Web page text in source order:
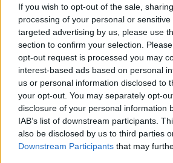
If you wish to opt-out of the sale,
processing of your personal or
targeted advertising by us, please use
section to confirm your selection.
opt-out request is processed you may
interest-based ads based on personal
us or personal information disclosed to
your opt-out. You may separately opt-
disclosure of your personal information
IAB’s list of downstream participants.
also be disclosed by us to third parties
Downstream Participants that may
πρόσωπα από τον καλλιτεχνικό
- ανάμεσα στους οποίους ο
Ισπανού τενίστα Ράφαελ Ναδάλ
την «πρωτοποριακή» θεραπεία
προερχόμενα δήθεν από…
πλακούντα εγκύων. Από την
αρχών προέκυψε ότι
φιαλίδια με αμινοξέα ενώ οι
βλαστοκυττάρων φαίνεται πως
γλυκόζης με νερό. Ανάλογα με